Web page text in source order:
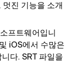
진 기능을 소개
프트웨어입니
iOS에서 수많은
다. SRT 파일을